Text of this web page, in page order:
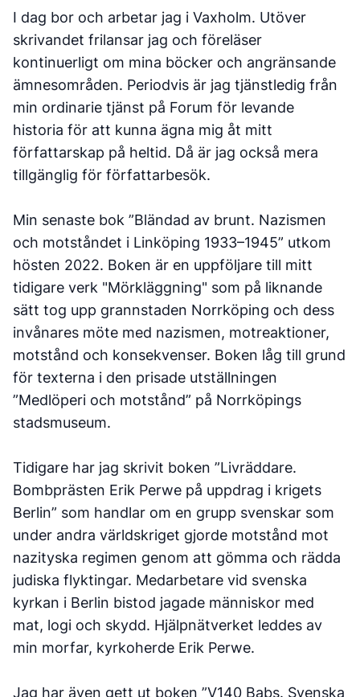
I dag bor och arbetar jag i Vaxholm. Utöver
skrivandet frilansar jag och föreläser
kontinuerligt om mina böcker och angränsande
ämnesområden. Periodvis är jag tjänstledig från
min ordinarie tjänst på Forum för levande
historia för att kunna ägna mig åt mitt
författarskap på heltid. Då är jag också mera
tillgänglig för författarbesök.
Min senaste bok ”Bländad av brunt. Nazismen
och motståndet i Linköping 1933–1945” utkom
hösten 2022. Boken är en uppföljare till mitt
tidigare verk "Mörkläggning" som på liknande
sätt tog upp grannstaden Norrköping och dess
invånares möte med nazismen, motreaktioner,
motstånd och konsekvenser. Boken låg till grund
för texterna i den prisade utställningen
”Medlöperi och motstånd” på Norrköpings
stadsmuseum.
Tidigare har jag skrivit boken ”Livräddare.
Bombprästen Erik Perwe på uppdrag i krigets
Berlin” som handlar om en grupp svenskar som
under andra världskriget gjorde motstånd mot
nazityska regimen genom att gömma och rädda
judiska flyktingar. Medarbetare vid svenska
kyrkan i Berlin bistod jagade människor med
mat, logi och skydd. Hjälpnätverket leddes av
min morfar, kyrkoherde Erik Perwe.
Jag har även gett ut boken ”V140 Babs. Svenska